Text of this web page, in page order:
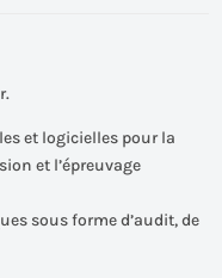
et logicielles pour la
et l’épreuvage
sous forme d’audit, de